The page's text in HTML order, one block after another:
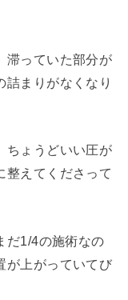
滞っていた部分が
詰まりがなくなり
ちょうどいい圧が
整えてくださって
だ1/4の施術なの
が上がっていてび